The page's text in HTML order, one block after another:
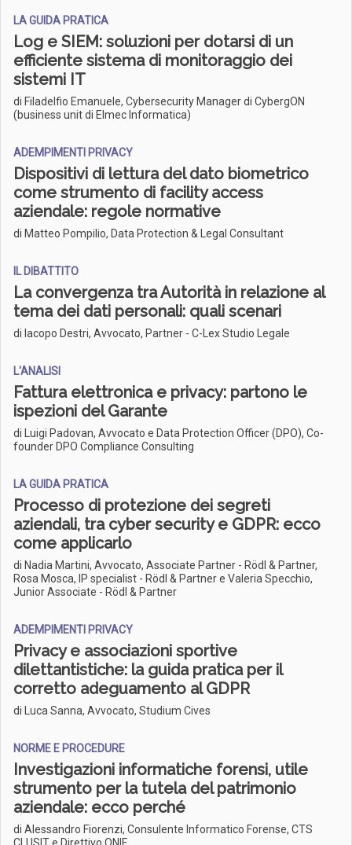
LA GUIDA PRATICA
Log e SIEM: soluzioni per dotarsi di un
efficiente sistema di monitoraggio dei
sistemi IT
di Filadelfio Emanuele, Cybersecurity Manager di CybergON
(business unit di Elmec Informatica)
ADEMPIMENTI PRIVACY
Dispositivi di lettura del dato biometrico
come strumento di facility access
aziendale: regole normative
di Matteo Pompilio, Data Protection & Legal Consultant
IL DIBATTITO
La convergenza tra Autorità in relazione al
tema dei dati personali: quali scenari
di Iacopo Destri, Avvocato, Partner - C-Lex Studio Legale
L'ANALISI
Fattura elettronica e privacy: partono le
ispezioni del Garante
di Luigi Padovan, Avvocato e Data Protection Officer (DPO), Co-
founder DPO Compliance Consulting
LA GUIDA PRATICA
Processo di protezione dei segreti
aziendali, tra cyber security e GDPR: ecco
come applicarlo
di Nadia Martini, Avvocato, Associate Partner - Rödl & Partner,
Rosa Mosca, IP specialist - Rödl & Partner e Valeria Specchio,
Junior Associate - Rödl & Partner
ADEMPIMENTI PRIVACY
Privacy e associazioni sportive
dilettantistiche: la guida pratica per il
corretto adeguamento al GDPR
di Luca Sanna, Avvocato, Studium Cives
NORME E PROCEDURE
Investigazioni informatiche forensi, utile
strumento per la tutela del patrimonio
aziendale: ecco perché
di Alessandro Fiorenzi, Consulente Informatico Forense, CTS